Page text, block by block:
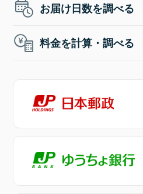
お届け日数を調べる
料金を計算・調べる